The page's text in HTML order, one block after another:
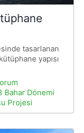
tasarlanan
yapısı
Bahar Dönemi
Projesi